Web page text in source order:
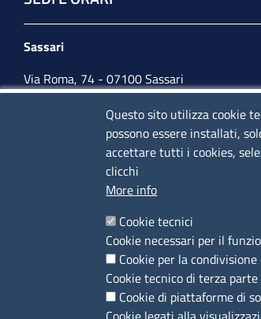
Sassari
Via Roma, 74 - 07100 Sassari
Tel. 079 2080274
lunedì - venerdì: 10,00 - 13,00; mercoledì
Camera di Commercio, Industria,
Agricoltura di Sassari
cciaa@ss.legalmail.camcom.it
01047570906
Questo sito utilizza cookie
possono essere installati,
accettare tutti i cookies,
clicchi
More info
Cookie tecnici
Cookie necessari per il
Cookie per la
Cookie tecnico di terza
Cookie di piattaforme di